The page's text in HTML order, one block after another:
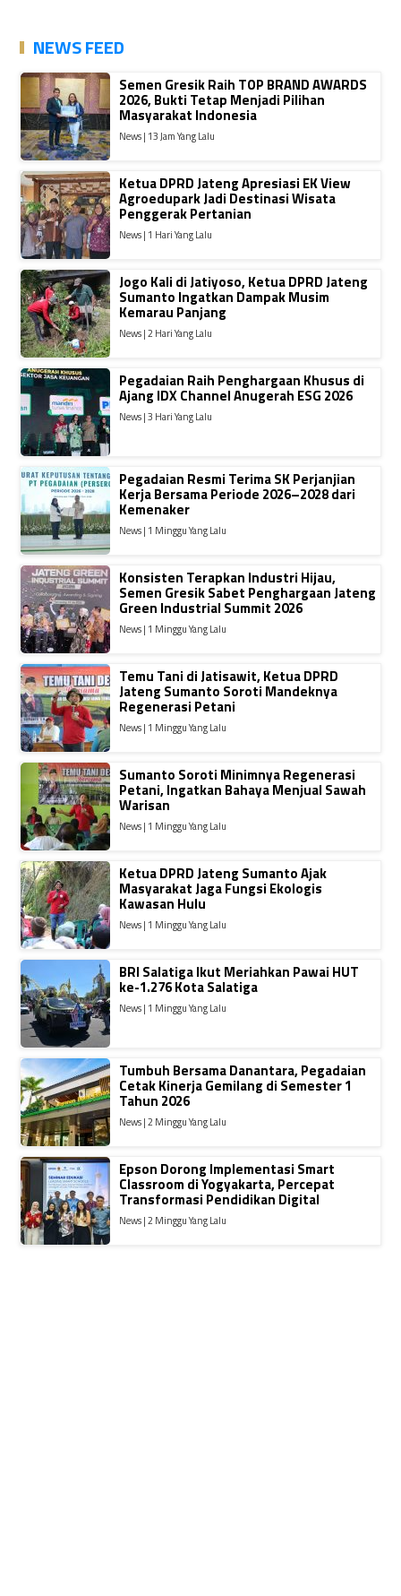
NEWS FEED
Semen Gresik Raih TOP BRAND AWARDS
2026, Bukti Tetap Menjadi Pilihan
Masyarakat Indonesia
News | 13 Jam Yang Lalu
Ketua DPRD Jateng Apresiasi EK View
Agroedupark Jadi Destinasi Wisata
Penggerak Pertanian
News | 1 Hari Yang Lalu
Jogo Kali di Jatiyoso, Ketua DPRD Jateng
Sumanto Ingatkan Dampak Musim
Kemarau Panjang
News | 2 Hari Yang Lalu
Pegadaian Raih Penghargaan Khusus di
Ajang IDX Channel Anugerah ESG 2026
News | 3 Hari Yang Lalu
Pegadaian Resmi Terima SK Perjanjian
Kerja Bersama Periode 2026–2028 dari
Kemenaker
News | 1 Minggu Yang Lalu
Konsisten Terapkan Industri Hijau,
Semen Gresik Sabet Penghargaan Jateng
Green Industrial Summit 2026
News | 1 Minggu Yang Lalu
Temu Tani di Jatisawit, Ketua DPRD
Jateng Sumanto Soroti Mandeknya
Regenerasi Petani
News | 1 Minggu Yang Lalu
Sumanto Soroti Minimnya Regenerasi
Petani, Ingatkan Bahaya Menjual Sawah
Warisan
News | 1 Minggu Yang Lalu
Ketua DPRD Jateng Sumanto Ajak
Masyarakat Jaga Fungsi Ekologis
Kawasan Hulu
News | 1 Minggu Yang Lalu
BRI Salatiga Ikut Meriahkan Pawai HUT
ke-1.276 Kota Salatiga
News | 1 Minggu Yang Lalu
Tumbuh Bersama Danantara, Pegadaian
Cetak Kinerja Gemilang di Semester 1
Tahun 2026
News | 2 Minggu Yang Lalu
Epson Dorong Implementasi Smart
Classroom di Yogyakarta, Percepat
Transformasi Pendidikan Digital
News | 2 Minggu Yang Lalu